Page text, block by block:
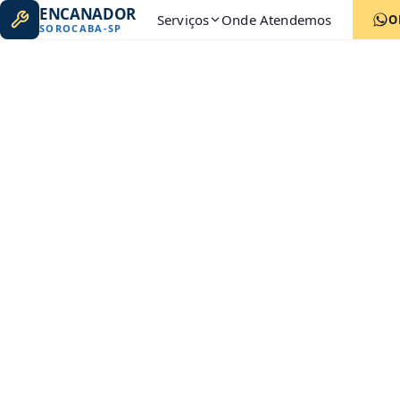
ENCANADOR
SOROCABA-SP Serviços Onde Atendemos